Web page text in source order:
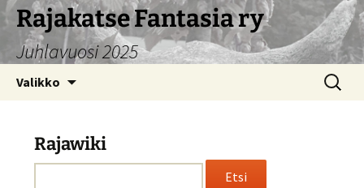
Siirry
sisältöön
Rajakatse Fantasia ry
Juhlavuosi 2025
Valikko Haku:
Rajawiki